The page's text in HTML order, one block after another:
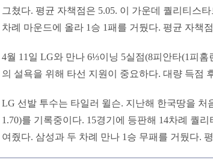
그쳤다. 평균 자책점은 5.05. 이 가운데 퀄리티스
차례 마운드에 올라 1승 1패를 거뒀다. 평균 자책
4월 11일 LG와 만나 6⅓이닝 5실점(8피안타(1피
의 설욕을 위해 타선 지원이 중요하다. 대량 득점
LG 선발 투수는 타일러 윌슨. 지난해 한국땅을 처
1.70)를 기록중이다. 15경기에 등판해 14차례 퀄
여줬다. 삼성과 두 차례 만나 1승 무패를 거뒀다.